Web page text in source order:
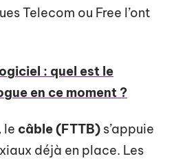
Telecom ou Free l’ont
: quel est le
en ce moment ?
le câble (FTTB) s’appuie
déjà en place. Les